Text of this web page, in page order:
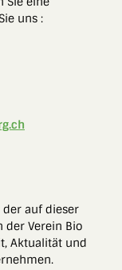
uns :
auf dieser
der Verein Bio
Aktualität und